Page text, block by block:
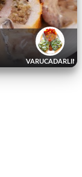
VARUCADARLING